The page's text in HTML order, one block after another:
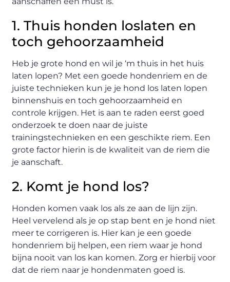
1. Thuis honden loslaten en
toch gehoorzaamheid
Heb je grote hond en wil je ‘m thuis in het huis
laten lopen? Met een goede hondenriem en de
juiste technieken kun je je hond los laten lopen
binnenshuis en toch gehoorzaamheid en
controle krijgen. Het is aan te raden eerst goed
onderzoek te doen naar de juiste
trainingstechnieken en een geschikte riem. Een
grote factor hierin is de kwaliteit van de riem die
je aanschaft.
2. Komt je hond los?
Honden komen vaak los als ze aan de lijn zijn.
Heel vervelend als je op stap bent en je hond niet
meer te corrigeren is. Hier kan je een goede
hondenriem bij helpen, een riem waar je hond
bijna nooit van los kan komen. Zorg er hierbij voor
dat de riem naar je hondenmaten goed is.